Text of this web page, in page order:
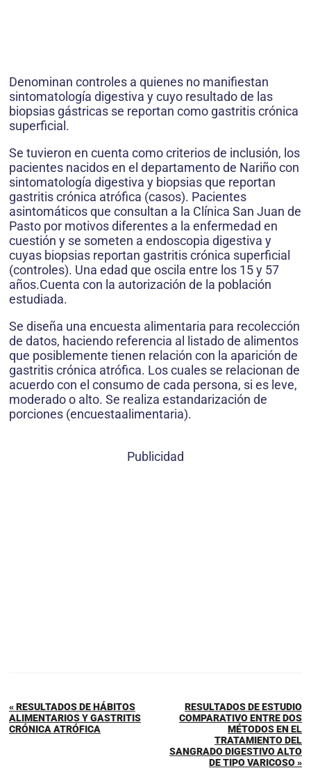
Denominan controles a quienes no manifiestan
sintomatología digestiva y cuyo resultado de las
biopsias gástricas se reportan como gastritis crónica
superficial.
Se tuvieron en cuenta como criterios de inclusión, los
pacientes nacidos en el departamento de Nariño con
sintomatología digestiva y biopsias que reportan
gastritis crónica atrófica (casos). Pacientes
asintomáticos que consultan a la Clínica San Juan de
Pasto por motivos diferentes a la enfermedad en
cuestión y se someten a endoscopia digestiva y
cuyas biopsias reportan gastritis crónica superficial
(controles). Una edad que oscila entre los 15 y 57
años.Cuenta con la autorización de la población
estudiada.
Se diseña una encuesta alimentaria para recolección
de datos, haciendo referencia al listado de alimentos
que posiblemente tienen relación con la aparición de
gastritis crónica atrófica. Los cuales se relacionan de
acuerdo con el consumo de cada persona, si es leve,
moderado o alto. Se realiza estandarización de
porciones (encuestaalimentaria).
Publicidad
« RESULTADOS DE HÁBITOS
ALIMENTARIOS Y GASTRITIS
CRÓNICA ATRÓFICA
RESULTADOS DE ESTUDIO
COMPARATIVO ENTRE DOS
MÉTODOS EN EL
TRATAMIENTO DEL
SANGRADO DIGESTIVO ALTO
DE TIPO VARICOSO »